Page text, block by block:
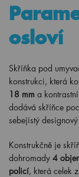
osloví
Skříňka pod
konstrukci, která
18 mm a
dodává skříňce
sebejistý
Konstrukčně je
dohromady 4
policí, která celek